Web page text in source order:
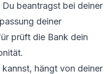
Du beantragst bei deiner
deiner
prüft die Bank dein
hängt von deiner